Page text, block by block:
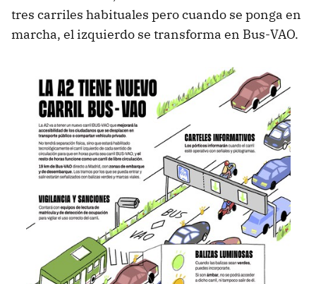
tres carriles habituales pero cuando se ponga en
marcha, el izquierdo se transforma en Bus-VAO.